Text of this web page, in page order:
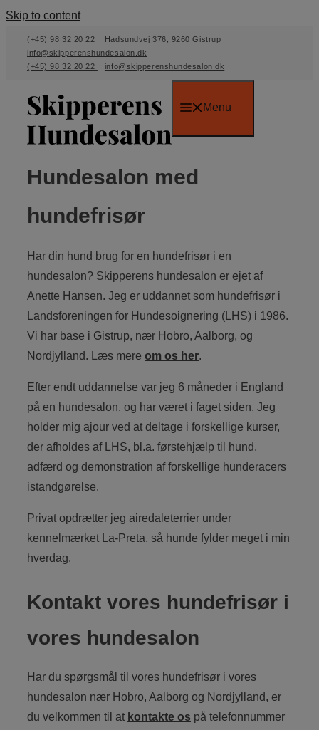
Skip to content
(+45) 98 32 20 22
Hadsundvej 376, 9260 Gistrup
info@skipperenshundesalon.dk
(+45) 98 32 20 22
info@skipperenshundesalon.dk
Menu
Hundesalon med
hundefrisør
Har din hund brug for en hundefrisør i en
hundesalon? Skipperens hundesalon er ejet af
Anette Hansen. Jeg er uddannet som hundefrisør i
Landsforeningen for Hundesoignering (LHS) i 1986.
Vi har base i Gistrup, nær Hobro, Aalborg, og
Nordjylland. Læs mere om os her.
Efter endt uddannelse var jeg 6 måneder i England
på en hundesalon, og har været i faget siden. Jeg
holder mig ajour ved at deltage i forskellige kurser,
der afholdes af LHS, bl.a. førstehjælp til hund,
adfærd og demonstration af forskellige hunderacers
istandgørelse.
Privat opdrætter jeg airedaleterrier under
kennelmærket La-Preta, så hunde fylder meget i min
hverdag.
Kontakt vores hundefrisør i
vores hundesalon
Har du spørgsmål til vores hundefrisør i vores
hundesalon nær Hobro, Aalborg og Nordjylland, er
du velkommen til at kontakte os på telefonnummer